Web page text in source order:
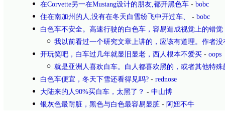
在Corvette另一在Mustang设计的朋友,都开黑色车 - bobc
住在南加州的人,没有在冬天白雪纷飞中开过车、
- bobc
白色车不安全。高速行驶的白色车，容易造成视觉上的错觉
我以前看过一个研究文章上讲的，应该有道理。作者没
开玩笑吧，白车过几年就显旧显老，西人根本不爱买 - oops
就是亚洲人喜欢白车。白人都喜欢黑的，或者其他特殊
白色车便宜，冬天下雪还看得见吗? - rednose
大陆来的人90%买白车，太黑了？ - 中山博
银灰色最耐脏，黑色与白色最容易显脏 - 阿妞不牛